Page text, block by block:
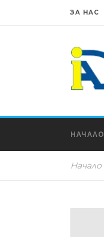
ЗА НАС
НАЧАЛО
Начало